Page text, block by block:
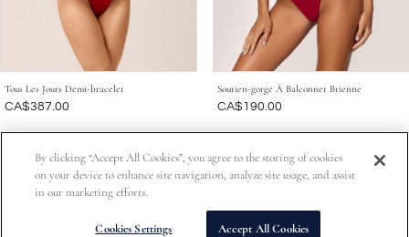
Tous Les Jours Demi-bracelet
Était
CA$387.00
Soutien-gorge À Balconnet Brienne
Était
CA$190.00
Abonnez-vous pour obtenir 15 % de rabais sur votre première
commande, un accès exclusif aux événements de magasinage VIP, les
dates de sortie des collections et d'autres offres spéciales.
By clicking “Accept All Cookies”, you agree to the storing of cookies
on your device to enhance site navigation, analyze site usage, and assist
in our marketing efforts.
Cookies Settings Accept All Cookies